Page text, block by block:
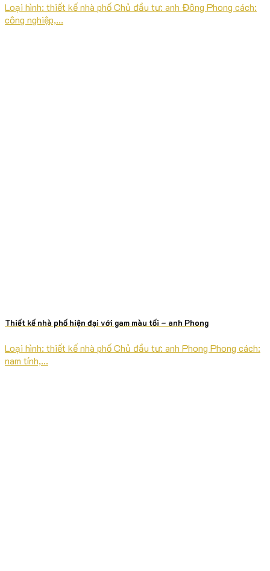
Loại hình: thiết kế nhà phố Chủ đầu tư: anh Đông Phong cách:
công nghiệp,...
Thiết kế nhà phố hiện đại với gam màu tối – anh Phong
Loại hình: thiết kế nhà phố Chủ đầu tư: anh Phong Phong cách:
nam tính,...